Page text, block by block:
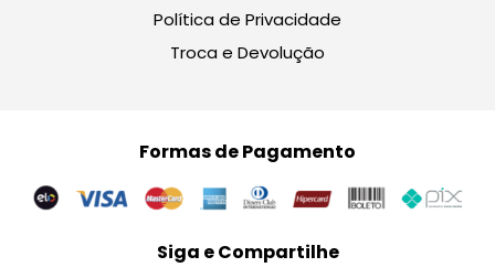
Política de Privacidade
Troca e Devolução
Formas de Pagamento
Siga e Compartilhe